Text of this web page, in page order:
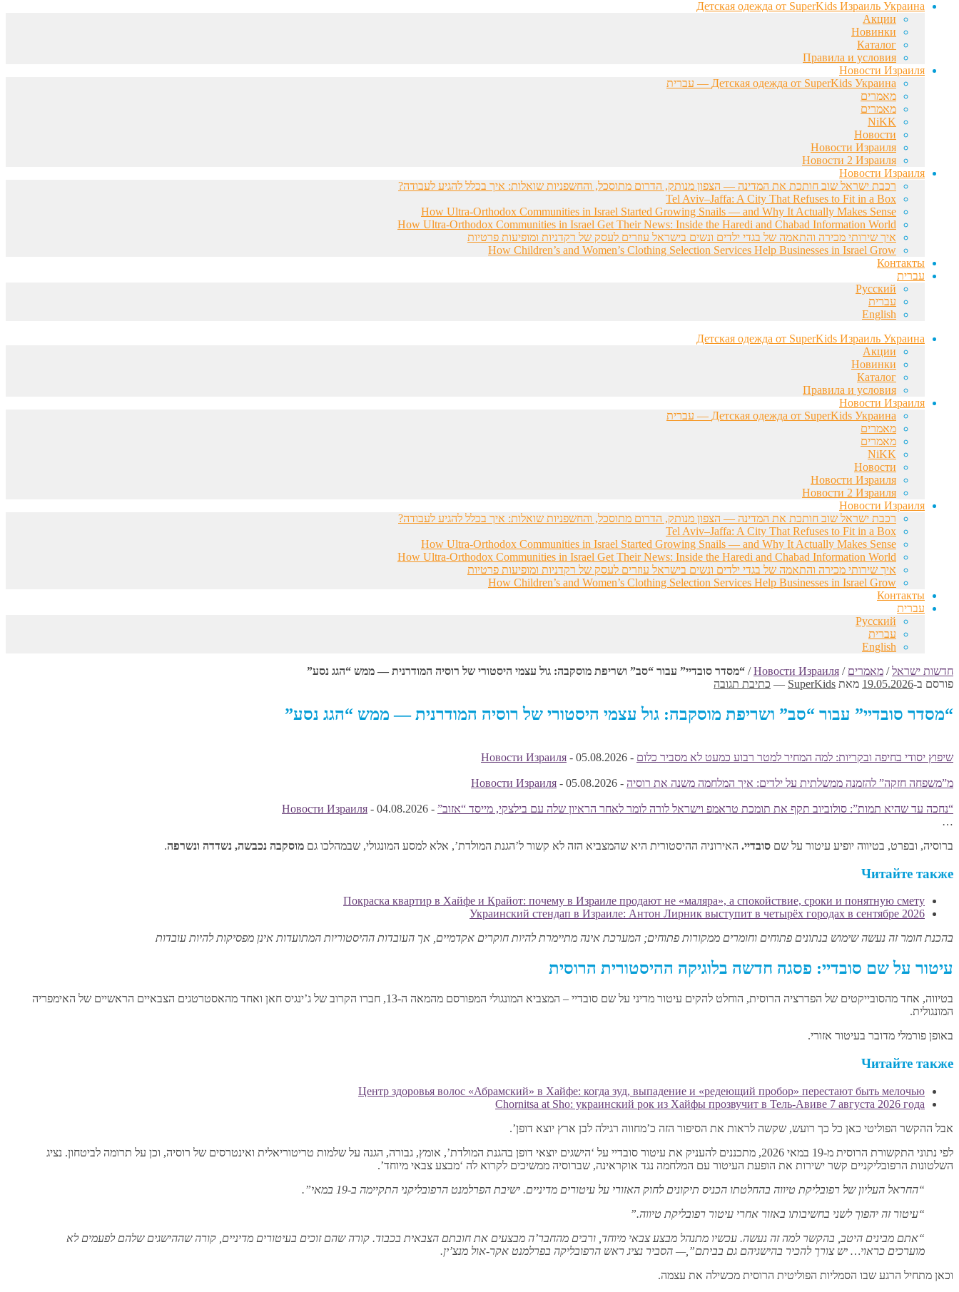
Детская одежда от SuperKids Израиль Украина
Акции
Новинки
Каталог
Правила и условия
Новости Израиля
Детская одежда от SuperKids Украина — עברית
מאמרים
מאמרים
NiKK
Новости
Новости Израиля
Новости 2 Израиля
Новости Израиля
רכבת ישראל שוב חותכת את המדינה — הצפון מנותק, הדרום מתוסכל, והחשפניות שואלות: איך בכלל להגיע לעבודה?
Tel Aviv–Jaffa: A City That Refuses to Fit in a Box
How Ultra-Orthodox Communities in Israel Started Growing Snails — and Why It Actually Makes Sense
How Ultra-Orthodox Communities in Israel Get Their News: Inside the Haredi and Chabad Information World
איך שירותי מכירה והתאמה של בגדי ילדים ונשים בישראל עוזרים לעסק של רקדניות ומופיעות פרטיות
How Children’s and Women’s Clothing Selection Services Help Businesses in Israel Grow
Контакты
עברית
Русский
עברית
English
Детская одежда от SuperKids Израиль Украина
Акции
Новинки
Каталог
Правила и условия
Новости Израиля
Детская одежда от SuperKids Украина — עברית
מאמרים
מאמרים
NiKK
Новости
Новости Израиля
Новости 2 Израиля
Новости Израиля
רכבת ישראל שוב חותכת את המדינה — הצפון מנותק, הדרום מתוסכל, והחשפניות שואלות: איך בכלל להגיע לעבודה?
Tel Aviv–Jaffa: A City That Refuses to Fit in a Box
How Ultra-Orthodox Communities in Israel Started Growing Snails — and Why It Actually Makes Sense
How Ultra-Orthodox Communities in Israel Get Their News: Inside the Haredi and Chabad Information World
איך שירותי מכירה והתאמה של בגדי ילדים ונשים בישראל עוזרים לעסק של רקדניות ומופיעות פרטיות
How Children’s and Women’s Clothing Selection Services Help Businesses in Israel Grow
Контакты
עברית
Русский
עברית
English
חדשות ישראל/ מאמרים /
Новости Израиля
/ “מסדר סובדיי” עבור “סב” ושריפת מוסקבה: גול עצמי היסטורי של רוסיה המודרנית — ממש “הגג נסע”
פורסם ב-19.05.2026 מאת SuperKids
— כתיבת תגובה
“מסדר סובדיי” עבור “סב” ושריפת מוסקבה: גול עצמי היסטורי של רוסיה המודרנית — ממש “הגג נסע”
שיפוץ יסודי בחיפה ובקריות: למה המחיר למטר רבוע כמעט לא מסביר כלום -
05.08.2026
-
Новости Израиля
מ”משפחה חזקה” להזמנה ממשלתית על ילדים: איך המלחמה משנה את רוסיה -
05.08.2026
-
Новости Израиля
“נחכה עד שהיא תמות”: סולוביוב תקף את תומכת טראמפ וישראל לורה לומר לאחר הראיון שלה עם בילצקי, מייסד “אזוב” -
04.08.2026
-
Новости Израиля
…
ברוסיה, ובפרט, בטיווה יופיע עיטור על שם סובדיי. האירוניה ההיסטורית היא שהמצביא הזה לא קשור ל’הגנת המולדת’, אלא למסע המונגולי, שבמהלכו גם מוסקבה נכבשה, נשדדה ונשרפה.
Читайте также
Покраска квартир в Хайфе и Крайот: почему в Израиле продают не «маляра», а спокойствие, сроки и понятную смету
Украинский стендап в Израиле: Антон Лирник выступит в четырёх городах в сентябре 2026
בהכנת חומר זה נעשה שימוש בנתונים פתוחים וחומרים ממקורות פתוחים; המערכת אינה מתיימרת להיות חוקרים אקדמיים, אך העובדות ההיסטוריות המתועדות אינן מפסיקות להיות עובדות
עיטור על שם סובדיי: פסגה חדשה בלוגיקה ההיסטורית הרוסית
בטיווה, אחד מהסובייקטים של הפדרציה הרוסית, הוחלט להקים עיטור מדיני על שם סובדיי – המצביא המונגולי המפורסם מהמאה ה-13, חברו הקרוב של ג’ינגיס חאן ואחד מהאסטרטגים הצבאיים הראשיים של האימפריה
המונגולית.
באופן פורמלי מדובר בעיטור אזורי.
Читайте также
Центр здоровья волос «Абрaмский» в Хайфе: когда зуд, выпадение и «редеющий пробор» перестают быть мелочью
Chornitsa at Sho: украинский рок из Хайфы прозвучит в Тель-Авиве 7 августа 2026 года
אבל ההקשר הפוליטי כאן כל כך רועש, שקשה לראות את הסיפור הזה כ’מחווה רגילה לבן ארץ יוצא דופן’.
לפי נתוני התקשורת הרוסית מ-19 במאי 2026, מתכננים להעניק את עיטור סובדיי על ‘הישגים יוצאי דופן בהגנת המולדת’, אומץ, גבורה, הגנה על שלמות טריטוריאלית ואינטרסים של רוסיה, וכן על תרומה לביטחון. נציג
השלטונות הרפובליקניים קשר ישירות את הופעת העיטור עם המלחמה נגד אוקראינה, שברוסיה ממשיכים לקרוא לה ‘מבצע צבאי מיוחד’.
“החראל העליון של רפובליקת טיווה בהחלטתו הכניס תיקונים לחוק האזורי על עיטורים מדיניים. ישיבת הפרלמנט הרפובליקני התקיימה ב-19 במאי”.
“עיטור זה יהפוך לשני בחשיבותו באזור אחרי עיטור רפובליקת טיווה.”
“אתם מבינים היטב, בהקשר למה זה נעשה. עכשיו מתנהל מבצע צבאי מיוחד, ורבים מהחבר’ה מבצעים את חובתם הצבאית בכבוד. קורה שהם זוכים בעיטורים מדיניים, קורה שההישגים שלהם לפעמים לא
מוערכים כראוי… יש צורך להכיר בהישגיהם גם בביתם”,— הסביר נציג ראש הרפובליקה בפרלמנט אקר-אול מנצ’ין.
וכאן מתחיל הרגע שבו הסמליות הפוליטית הרוסית מכשילה את עצמה.